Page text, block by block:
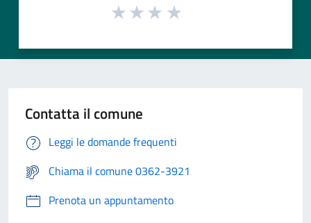
Contatta il comune
Leggi le domande frequenti
Chiama il comune 0362-3921
Prenota un appuntamento